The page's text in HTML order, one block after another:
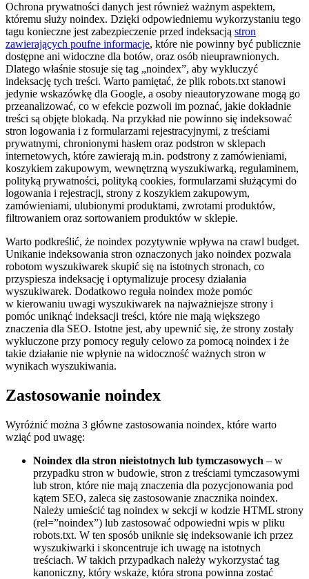
Ochrona prywatności danych jest również ważnym aspektem,
któremu służy noindex. Dzięki odpowiedniemu wykorzystaniu tego
tagu konieczne jest zabezpieczenie przed indeksacją stron
zawierających poufne informacje, które nie powinny być publicznie
dostępne ani widoczne dla botów, oraz osób nieuprawnionych.
Dlatego właśnie stosuje się tag „noindex”, aby wykluczyć
indeksację tych treści. Warto pamiętać, że plik robots.txt stanowi
jedynie wskazówkę dla Google, a osoby nieautoryzowane mogą go
przeanalizować, co w efekcie pozwoli im poznać, jakie dokładnie
treści są objęte blokadą. Na przykład nie powinno się indeksować
stron logowania i z formularzami rejestracyjnymi, z treściami
prywatnymi, chronionymi hasłem oraz podstron w sklepach
internetowych, które zawierają m.in. podstrony z zamówieniami,
koszykiem zakupowym, wewnętrzną wyszukiwarką, regulaminem,
polityką prywatności, polityką cookies, formularzami służącymi do
logowania i rejestracji, strony z koszykiem zakupowym,
zamówieniami, ulubionymi produktami, zwrotami produktów,
filtrowaniem oraz sortowaniem produktów w sklepie.
Warto podkreślić, że noindex pozytywnie wpływa na crawl budget.
Unikanie indeksowania stron oznaczonych jako noindex pozwala
robotom wyszukiwarek skupić się na istotnych stronach, co
przyspiesza indeksację i optymalizuje procesy działania
wyszukiwarek. Dodatkowo reguła noindex może pomóc
w kierowaniu uwagi wyszukiwarek na najważniejsze strony i
pomóc uniknąć indeksacji treści, które nie mają większego
znaczenia dla SEO. Istotne jest, aby upewnić się, że strony zostały
wykluczone przy pomocy reguły celowo za pomocą noindex i że
takie działanie nie wpłynie na widoczność ważnych stron w
wynikach wyszukiwania.
Zastosowanie noindex
Wyróżnić można 3 główne zastosowania noindex, które warto
wziąć pod uwagę:
Noindex dla stron nieistotnych lub tymczasowych – w
przypadku stron w budowie, stron z treściami tymczasowymi
lub stron, które nie mają znaczenia dla pozycjonowania pod
kątem SEO, zaleca się zastosowanie znacznika noindex.
Należy umieścić tag noindex w sekcji w kodzie HTML strony
(rel=”noindex”) lub zastosować odpowiedni wpis w pliku
robots.txt. W ten sposób uniknie się indeksowanie ich przez
wyszukiwarki i skoncentruje ich uwagę na istotnych
treściach. W takich przypadkach należy wykorzystać tag
kanoniczny, który wskaże, która strona powinna zostać